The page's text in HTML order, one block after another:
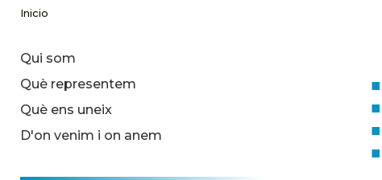
Inicio
Qui som
Què representem
Què ens uneix
D'on venim i on anem